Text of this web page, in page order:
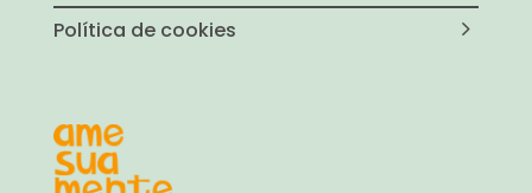
Política de cookies